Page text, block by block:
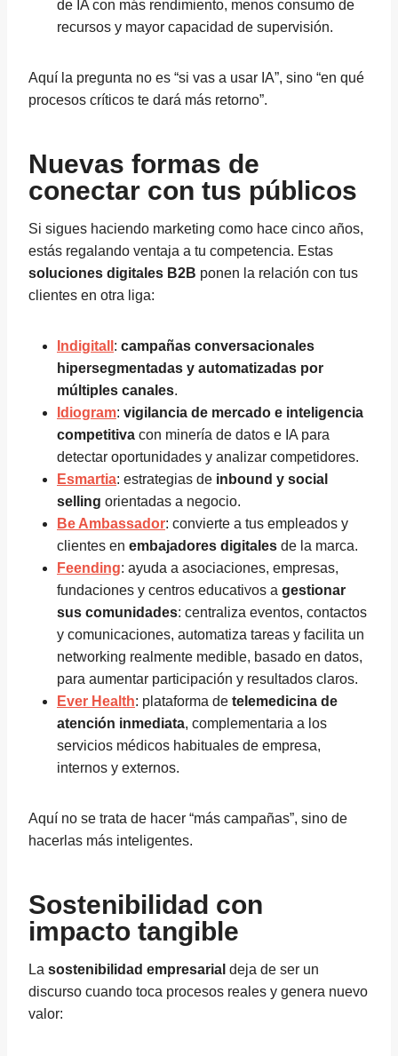
de IA con más rendimiento, menos consumo de
recursos y mayor capacidad de supervisión.
Aquí la pregunta no es “si vas a usar IA”, sino “en qué
procesos críticos te dará más retorno”.
Nuevas formas de
conectar con tus públicos
Si sigues haciendo marketing como hace cinco años,
estás regalando ventaja a tu competencia. Estas
soluciones digitales B2B ponen la relación con tus
clientes en otra liga:
Indigitall : campañas conversacionales
hipersegmentadas y automatizadas por
múltiples canales.
Idiogram: vigilancia de mercado e inteligencia
competitiva con minería de datos e IA para
detectar oportunidades y analizar competidores.
Esmartia: estrategias de inbound y social
selling orientadas a negocio.
Be Ambassador: convierte a tus empleados y
clientes en embajadores digitales de la marca.
Feending: ayuda a asociaciones, empresas,
fundaciones y centros educativos a gestionar
sus comunidades: centraliza eventos, contactos
y comunicaciones, automatiza tareas y facilita un
networking realmente medible, basado en datos,
para aumentar participación y resultados claros.
Ever Hea lth: plataforma de telemedicina de
atención inmediata, complementaria a los
servicios médicos habituales de empresa,
internos y externos.
Aquí no se trata de hacer “más campañas”, sino de
hacerlas más inteligentes.
Sostenibilidad con
impacto tangible
La sostenibilidad empresarial deja de ser un
discurso cuando toca procesos reales y genera nuevo
valor: